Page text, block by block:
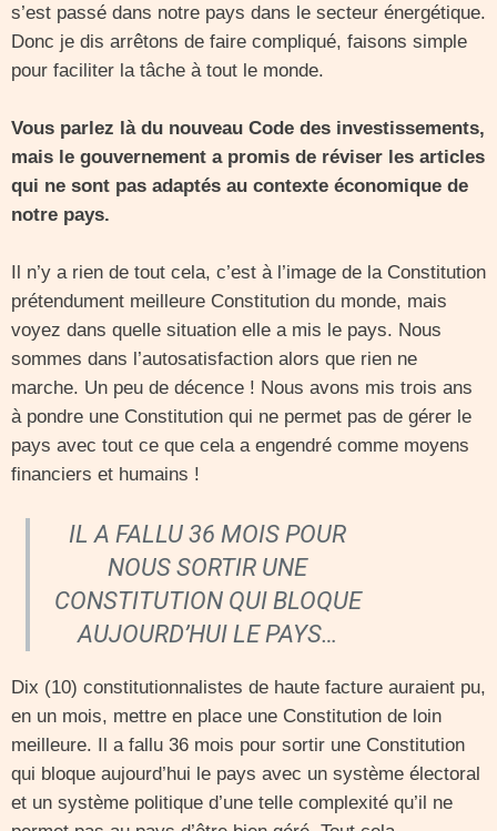
s’est passé dans notre pays dans le secteur énergétique.
Donc je dis arrêtons de faire compliqué, faisons simple
pour faciliter la tâche à tout le monde.
Vous parlez là du nouveau Code des investissements,
mais le gouvernement a promis de réviser les articles
qui ne sont pas adaptés au contexte économique de
notre pays.
Il n’y a rien de tout cela, c’est à l’image de la Constitution
prétendument meilleure Constitution du monde, mais
voyez dans quelle situation elle a mis le pays. Nous
sommes dans l’autosatisfaction alors que rien ne
marche. Un peu de décence ! Nous avons mis trois ans
à pondre une Constitution qui ne permet pas de gérer le
pays avec tout ce que cela a engendré comme moyens
financiers et humains !
IL A FALLU 36 MOIS POUR
NOUS SORTIR UNE
CONSTITUTION QUI BLOQUE
AUJOURD’HUI LE PAYS…
Dix (10) constitutionnalistes de haute facture auraient pu,
en un mois, mettre en place une Constitution de loin
meilleure. Il a fallu 36 mois pour sortir une Constitution
qui bloque aujourd’hui le pays avec un système électoral
et un système politique d’une telle complexité qu’il ne